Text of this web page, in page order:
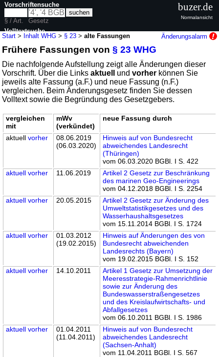
Start > Inhalt WHG > § 23 >alte Fassungen Änderungsalarm
Frühere Fassungen von§ 23 WHG
Die nachfolgende Aufstellung zeigt alle Änderungen dieser
Vorschrift. Über die Linksaktuell undvorher können Sie
jeweils alte Fassung (a.F.) und neue Fassung (n.F.)
vergleichen. Beim Änderungsgesetz finden Sie dessen
Volltext sowie die Begründung des Gesetzgebers.
vergleichen
mit
mWv
(verkündet)
neue Fassung durch
aktuellvorher
08.06.2019
(06.03.2020)
Hinweis auf von Bundesrecht
abweichendes Landesrecht
(Thüringen)
vom 06.03.2020 BGBl. I S. 422
aktuell vorher 11.06.2019
Artikel 2 Gesetz zur Beschränkung
des marinen Geo-Engineerings
vom 04.12.2018 BGBl. I S. 2254
aktuell vorher 20.05.2015
Artikel 2 Gesetz zur Änderung des
Umweltstatistikgesetzes und des
Wasserhaushaltsgesetzes
vom 15.11.2014 BGBl. I S. 1724
aktuell vorher
01.03.2012
(19.02.2015)
Hinweis auf Änderungen des von
Bundesrecht abweichenden
Landesrechts (Bayern)
vom 19.02.2015 BGBl. I S. 152
aktuell vorher 14.10.2011
Artikel 1 Gesetz zur Umsetzung der
Meeresstrategie-Rahmenrichtlinie
sowie zur Änderung des
Bundeswasserstraßengesetzes
und des Kreislaufwirtschafts- und
Abfallgesetzes
vom 06.10.2011 BGBl. I S. 1986
aktuell vorher
01.04.2011
(11.04.2011)
Hinweis auf von Bundesrecht
abweichendes Landesrecht
(Sachsen-Anhalt)
vom 11.04.2011 BGBl. I S. 567
Vorschriftensuche
§ / Art.
Gesetz
Volltextsuche
nur in WHG
buzer.de
Normalansicht